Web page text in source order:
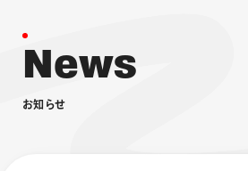
商品を探す
News
お知 らせ